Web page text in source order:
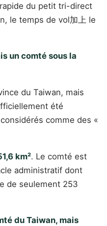
du petit tri-direct
le temps de vol加上 le
un comté sous la
du Taiwan, mais
été
comme des «
km². Le comté est
administratif dont
de seulement 253
du Taiwan, mais